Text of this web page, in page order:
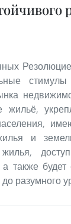
жильё,
и
будет
разумного